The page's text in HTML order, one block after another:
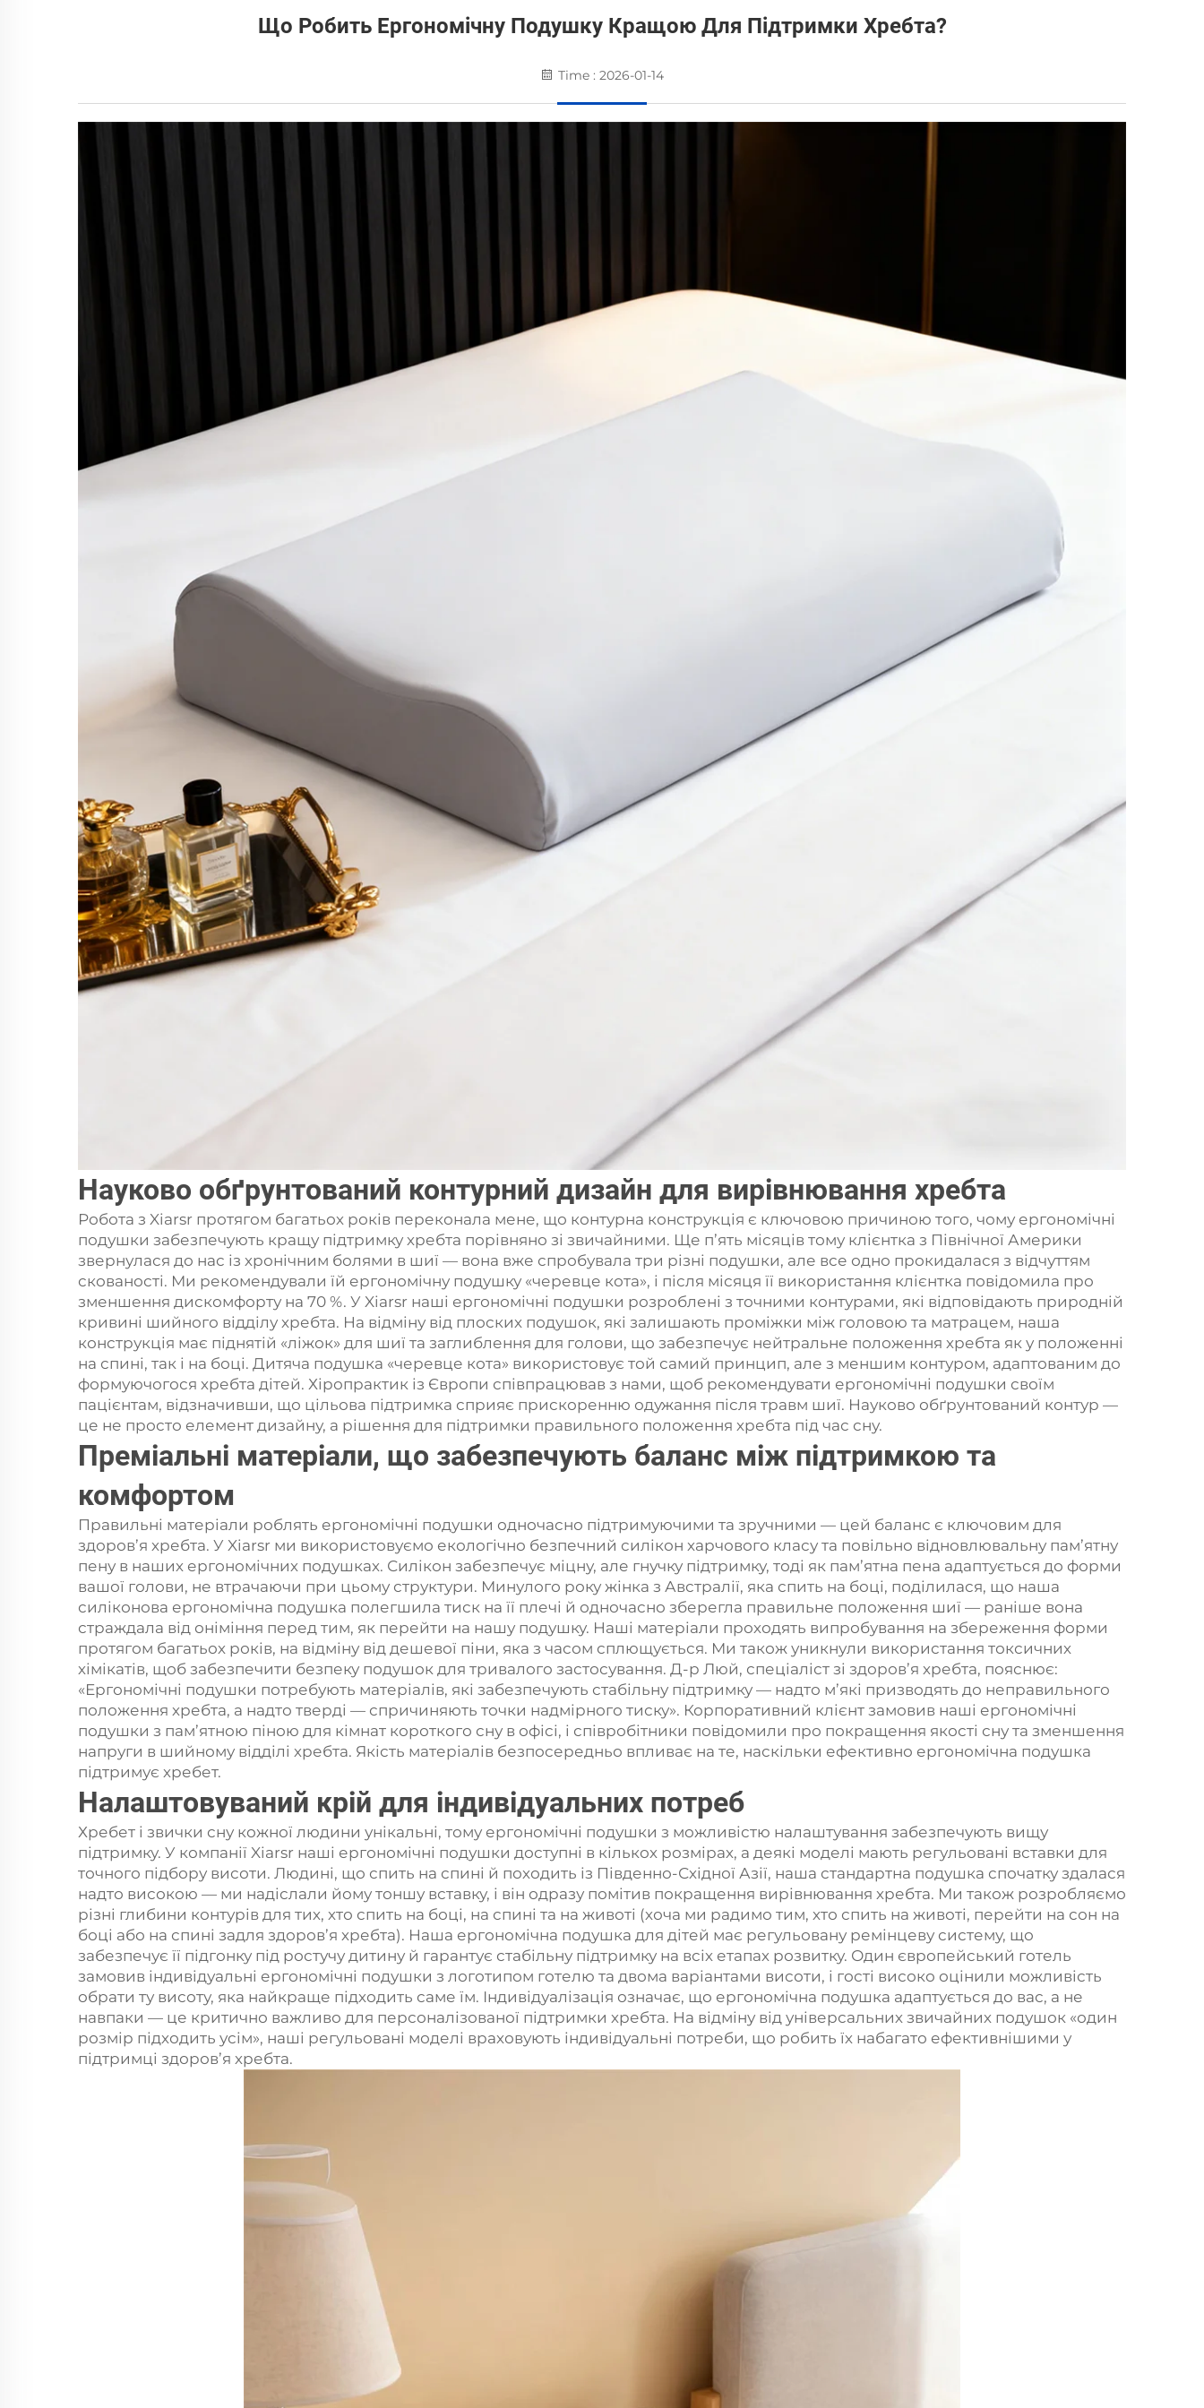
Що Робить Ергономічну Подушку Кращою Для Підтримки Хребта?
Time : 2026-01-14
Науково обґрунтований контурний дизайн для вирівнювання хребта
Робота з Xiarsr протягом багатьох років переконала мене, що контурна конструкція є ключовою причиною того, чому ергономічні
подушки забезпечують кращу підтримку хребта порівняно зі звичайними. Ще п’ять місяців тому клієнтка з Північної Америки
звернулася до нас із хронічним болями в шиї — вона вже спробувала три різні подушки, але все одно прокидалася з відчуттям
скованості. Ми рекомендували їй ергономічну подушку «черевце кота», і після місяця її використання клієнтка повідомила про
зменшення дискомфорту на 70 %. У Xiarsr наші ергономічні подушки розроблені з точними контурами, які відповідають природній
кривині шийного відділу хребта. На відміну від плоских подушок, які залишають проміжки між головою та матрацем, наша
конструкція має піднятій «ліжок» для шиї та заглиблення для голови, що забезпечує нейтральне положення хребта як у положенні
на спині, так і на боці. Дитяча подушка «черевце кота» використовує той самий принцип, але з меншим контуром, адаптованим до
формуючогося хребта дітей. Хіропрактик із Європи співпрацював з нами, щоб рекомендувати ергономічні подушки своїм
пацієнтам, відзначивши, що цільова підтримка сприяє прискоренню одужання після травм шиї. Науково обґрунтований контур —
це не просто елемент дизайну, а рішення для підтримки правильного положення хребта під час сну.
Преміальні матеріали, що забезпечують баланс між підтримкою та
комфортом
Правильні матеріали роблять ергономічні подушки одночасно підтримуючими та зручними — цей баланс є ключовим для
здоров’я хребта. У Xiarsr ми використовуємо екологічно безпечний силікон харчового класу та повільно відновлювальну пам’ятну
пену в наших ергономічних подушках. Силікон забезпечує міцну, але гнучку підтримку, тоді як пам’ятна пена адаптується до форми
вашої голови, не втрачаючи при цьому структури. Минулого року жінка з Австралії, яка спить на боці, поділилася, що наша
силіконова ергономічна подушка полегшила тиск на її плечі й одночасно зберегла правильне положення шиї — раніше вона
страждала від оніміння перед тим, як перейти на нашу подушку. Наші матеріали проходять випробування на збереження форми
протягом багатьох років, на відміну від дешевої піни, яка з часом сплющується. Ми також уникнули використання токсичних
хімікатів, щоб забезпечити безпеку подушок для тривалого застосування. Д-р Люй, спеціаліст зі здоров’я хребта, пояснює:
«Ергономічні подушки потребують матеріалів, які забезпечують стабільну підтримку — надто м’які призводять до неправильного
положення хребта, а надто тверді — спричиняють точки надмірного тиску». Корпоративний клієнт замовив наші ергономічні
подушки з пам’ятною піною для кімнат короткого сну в офісі, і співробітники повідомили про покращення якості сну та зменшення
напруги в шийному відділі хребта. Якість матеріалів безпосередньо впливає на те, наскільки ефективно ергономічна подушка
підтримує хребет.
Налаштовуваний крій для індивідуальних потреб
Хребет і звички сну кожної людини унікальні, тому ергономічні подушки з можливістю налаштування забезпечують вищу
підтримку. У компанії Xiarsr наші ергономічні подушки доступні в кількох розмірах, а деякі моделі мають регульовані вставки для
точного підбору висоти. Людині, що спить на спині й походить із Південно-Східної Азії, наша стандартна подушка спочатку здалася
надто високою — ми надіслали йому тоншу вставку, і він одразу помітив покращення вирівнювання хребта. Ми також розробляємо
різні глибини контурів для тих, хто спить на боці, на спині та на животі (хоча ми радимо тим, хто спить на животі, перейти на сон на
боці або на спині задля здоров’я хребта). Наша ергономічна подушка для дітей має регульовану ремінцеву систему, що
забезпечує її підгонку під ростучу дитину й гарантує стабільну підтримку на всіх етапах розвитку. Один європейський готель
замовив індивідуальні ергономічні подушки з логотипом готелю та двома варіантами висоти, і гості високо оцінили можливість
обрати ту висоту, яка найкраще підходить саме їм. Індивідуалізація означає, що ергономічна подушка адаптується до вас, а не
навпаки — це критично важливо для персоналізованої підтримки хребта. На відміну від універсальних звичайних подушок «один
розмір підходить усім», наші регульовані моделі враховують індивідуальні потреби, що робить їх набагато ефективнішими у
підтримці здоров’я хребта.